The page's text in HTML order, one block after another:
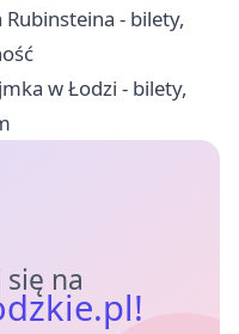
- bilety,
w Łodzi - bilety,
na